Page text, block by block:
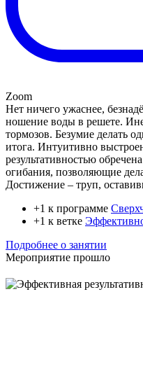
Zoom
Нет ничего ужаснее,
ношение воды в решете.
тормозов. Безумие делать
итога. Интуитивно
результативностью
огибания, позволяющие
Достижение – труп,
+1 к программе
+1 к ветке
Подробнее о занятии
Мероприятие прошло